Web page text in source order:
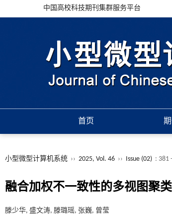
中国高校科技期刊集群服务平台
首页
小型微型计算机系统 ›› 2025, Vol. 46 ›› Issue (02) : 381
融合加权不一致性的多视图聚类
滕少华, 盛文涛, 滕璐瑶, 张巍, 曾莹